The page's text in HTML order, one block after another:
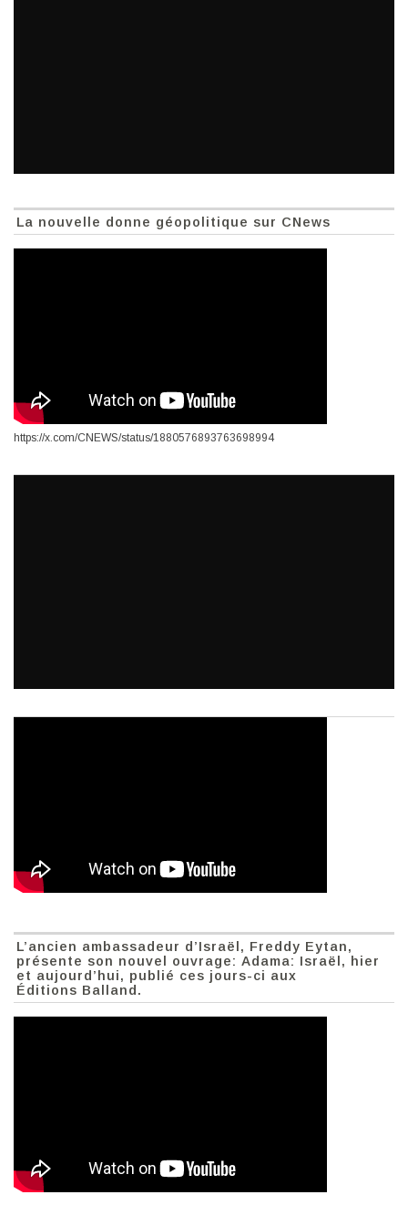
La nouvelle donne géopolitique sur CNews
https://x.com/CNEWS/status/1880576893763698994
L’ancien ambassadeur d’Israël, Freddy Eytan,
présente son nouvel ouvrage: Adama: Israël, hier
et aujourd’hui, publié ces jours-ci aux
Éditions Balland.